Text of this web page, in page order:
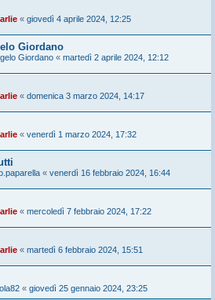
« giovedì 4 aprile 2024, 12:25
Giordano
Giordano « martedì 2 aprile 2024, 12:12
« domenica 3 marzo 2024, 14:17
« venerdì 1 marzo 2024, 17:32
« venerdì 16 febbraio 2024, 16:44
« mercoledì 7 febbraio 2024, 17:22
« martedì 6 febbraio 2024, 15:51
« giovedì 25 gennaio 2024, 23:25